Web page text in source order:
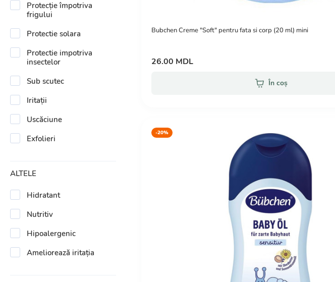
Protecție împotriva
frigului
Protectie solara
Protectie impotriva
insectelor
Sub scutec
Iritații
Uscăciune
Exfolieri
ALTELE
Hidratant
Nutritiv
Hipoalergenic
Ameliorează iritația
Bubchen Creme "Soft" pentru fata si corp (20 ml) mini
26.00 MDL
În coș
-20%